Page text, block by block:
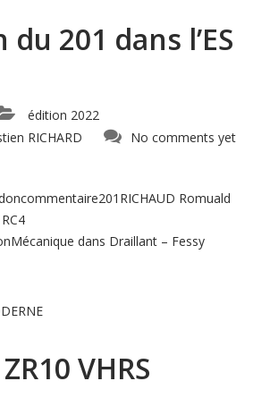
201 dans l’ES
édition 2022
RICHARD No comments yet
Romuald
dans Draillant – Fessy
VHRS